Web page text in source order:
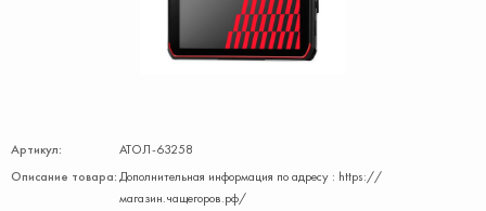
Артикул:
АТОЛ-63258
Описание товара:Дополнительная информация по адресу : https://
магазин.чащегоров.рф/